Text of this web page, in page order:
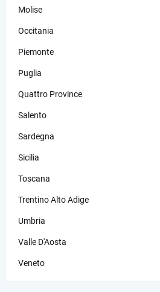
Molise
Occitania
Piemonte
Puglia
Quattro Province
Salento
Sardegna
Sicilia
Toscana
Trentino Alto Adige
Umbria
Valle D'Aosta
Veneto